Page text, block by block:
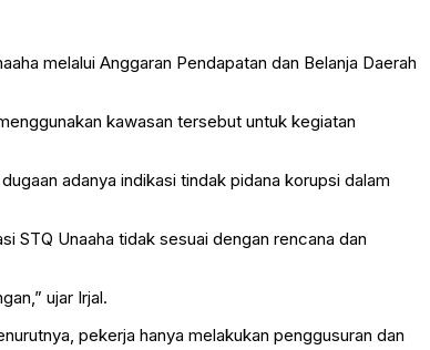
melalui Anggaran Pendapatan dan Belanja Daerah
kawasan tersebut untuk kegiatan
adanya indikasi tindak pidana korupsi dalam
STQ Unaaha tidak sesuai dengan rencana dan
ujar Irjal.
pekerja hanya melakukan penggusuran dan